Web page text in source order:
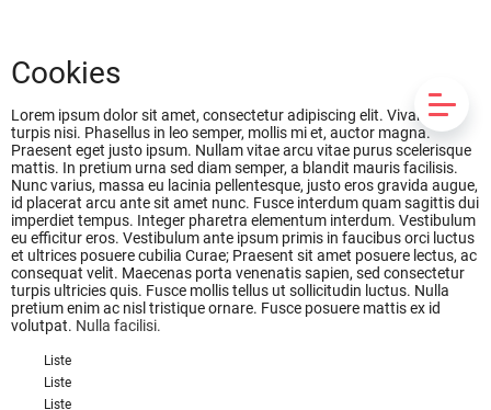
Cookies
Lorem ipsum dolor sit amet, consectetur adipiscing elit. Vivamus in
turpis nisi. Phasellus in leo semper, mollis mi et, auctor magna.
Praesent eget justo ipsum. Nullam vitae arcu vitae purus scelerisque
mattis. In pretium urna sed diam semper, a blandit mauris facilisis.
Nunc varius, massa eu lacinia pellentesque, justo eros gravida augue,
id placerat arcu ante sit amet nunc. Fusce interdum quam sagittis dui
imperdiet tempus. Integer pharetra elementum interdum. Vestibulum
eu efficitur eros. Vestibulum ante ipsum primis in faucibus orci luctus
et ultrices posuere cubilia Curae; Praesent sit amet posuere lectus, ac
consequat velit. Maecenas porta venenatis sapien, sed consectetur
turpis ultricies quis. Fusce mollis tellus ut sollicitudin luctus. Nulla
pretium enim ac nisl tristique ornare. Fusce posuere mattis ex id
volutpat. Nulla facilisi.
Liste
Liste
Liste